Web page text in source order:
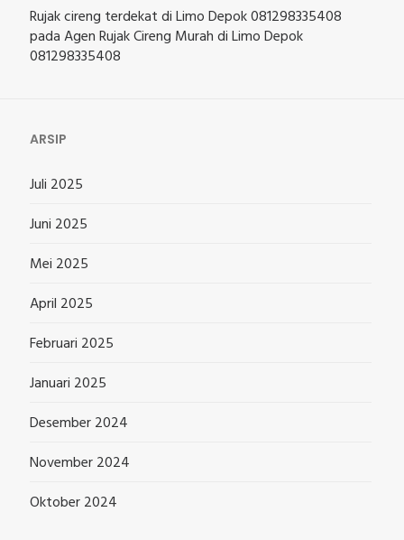
Rujak cireng terdekat di Limo Depok 081298335408
padaAgen Rujak Cireng Murah di Limo Depok
081298335408
ARSIP
Juli 2025
Juni 2025
Mei 2025
April 2025
Februari 2025
Januari 2025
Desember 2024
November 2024
Oktober 2024